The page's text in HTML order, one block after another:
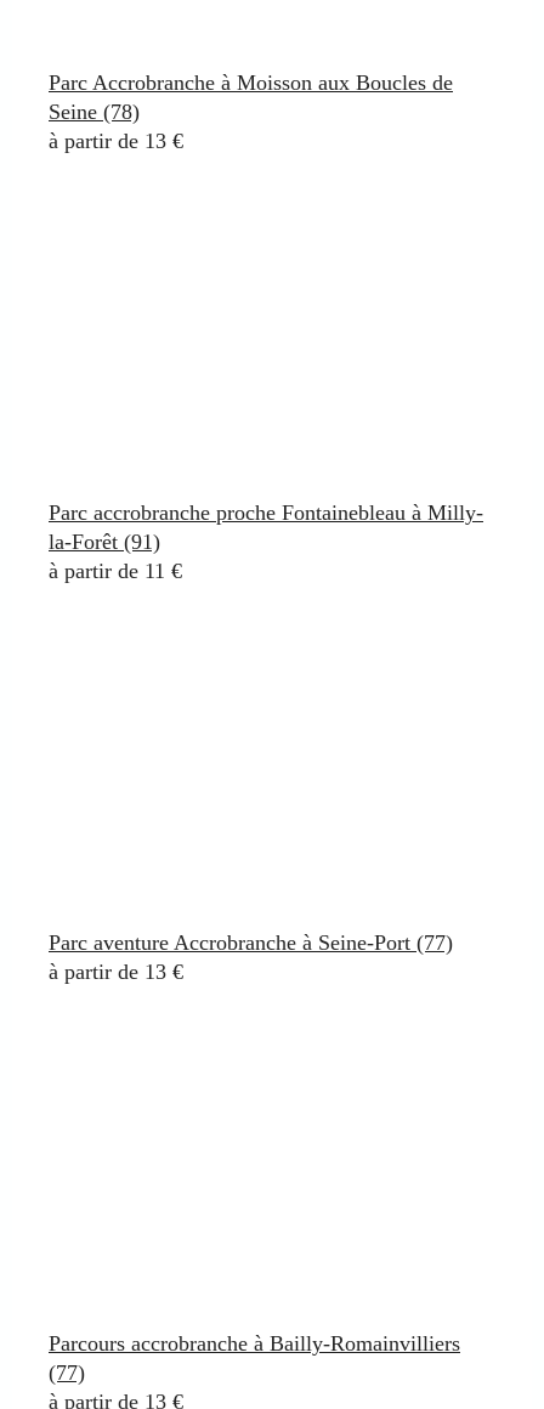
Parc Accrobranche à Moisson aux Boucles de
Seine (78)
à partir de 13 €
Parc accrobranche proche Fontainebleau à Milly-
la-Forêt (91)
à partir de 11 €
Parc aventure Accrobranche à Seine-Port (77)
à partir de 13 €
Parcours accrobranche à Bailly-Romainvilliers
(77)
à partir de 13 €